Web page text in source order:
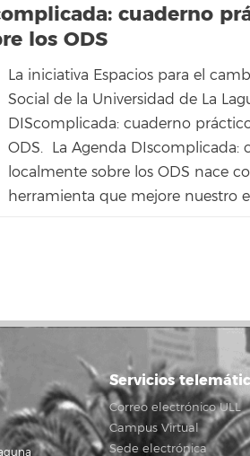
cuaderno
los ODS
La iniciativa Espacios para el
Social de la Universidad de La
DIScomplicada: cuaderno
ODS. La Agenda DIscomplicada:
localmente sobre los ODS nace
herramienta que mejore nuestro
Servicios
Correo electrónico ULL
Campus Virtual
Sede electrónica